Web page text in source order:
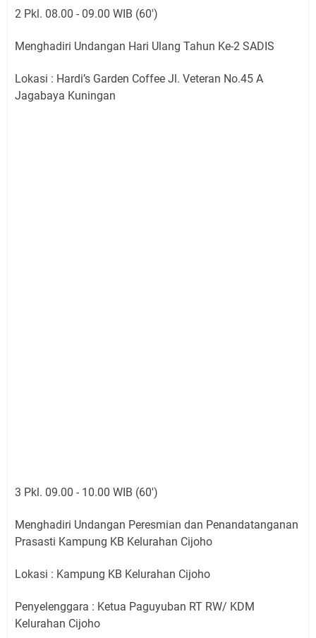
2 Pkl. 08.00 - 09.00 WIB (60')
Menghadiri Undangan Hari Ulang Tahun Ke-2 SADIS
Lokasi : Hardi’s Garden Coffee Jl. Veteran No.45 A
Jagabaya Kuningan
3 Pkl. 09.00 - 10.00 WIB (60')
Menghadiri Undangan Peresmian dan Penandatanganan
Prasasti Kampung KB Kelurahan Cijoho
Lokasi : Kampung KB Kelurahan Cijoho
Penyelenggara : Ketua Paguyuban RT RW/ KDM
Kelurahan Cijoho